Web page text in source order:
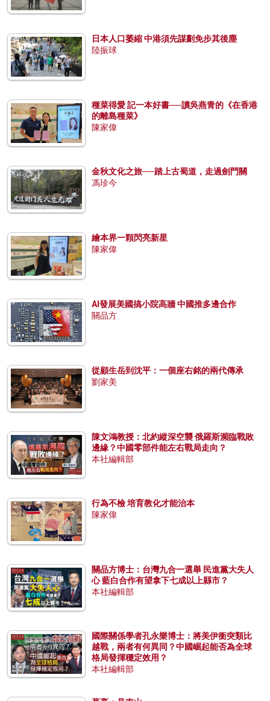
日本人口萎縮 中港須先謀劃免步其後塵
陸振球
種菜得愛 記一本好書──讀吳燕青的《在香港
的離島種菜》
陳家偉
金秋文化之旅──踏上古蜀道，走過劍門關
馮珍今
繪本界一顆閃亮新星
陳家偉
AI發展美國搞小院高牆 中國推多邊合作
關品方
從顧生岳到沈平：一個座右銘的兩代傳承
劉家美
陳文鴻教授：北約縱深空襲 俄羅斯瀕臨戰敗
邊緣？中國零部件能左右戰局走向？
本社編輯部
行為不檢 培育教化才能治本
陳家偉
關品方博士：台灣九合一選舉 民進黨大失人
心 藍白合作有望拿下七成以上縣市？
本社編輯部
國際關係學者孔永樂博士：將美伊衝突類比
越戰，兩者有何異同？中國崛起能否為全球
格局發揮穩定效用？
本社編輯部